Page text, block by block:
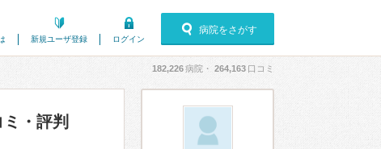
新規ユーザ登録 ログイン
病院をさがす
182,226病院・ 264,163 口コミ
ミ・評判